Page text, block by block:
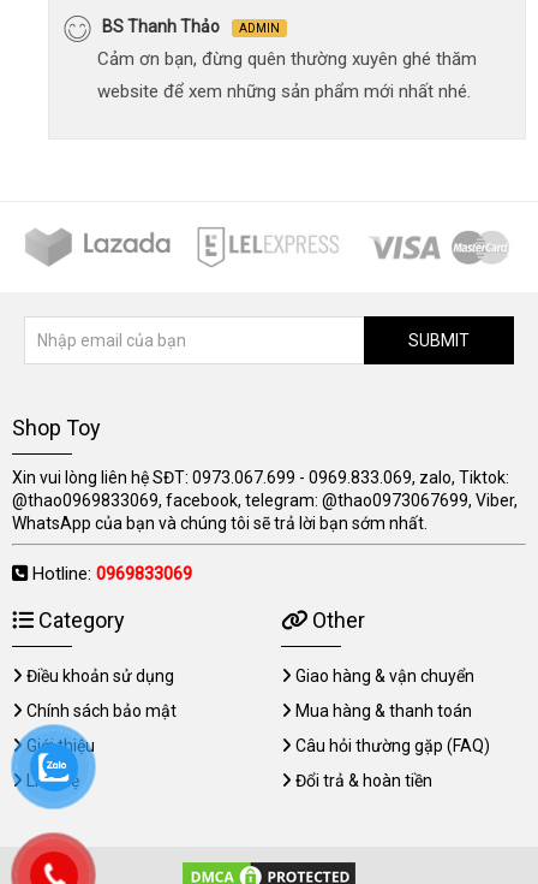
BS Thanh Thảo ADMIN
Cảm ơn bạn, đừng quên thường xuyên ghé thăm
website để xem những sản phẩm mới nhất nhé.
SUBMIT
Shop Toy
Xin vui lòng liên hệ SĐT: 0973.067.699 - 0969.833.069, zalo, Tiktok:
@thao0969833069, facebook, telegram: @thao0973067699, Viber,
WhatsApp của bạn và chúng tôi sẽ trả lời bạn sớm nhất.
Hotline: 0969833069
Category
Điều khoản sử dụng
Chính sách bảo mật
Giới thiệu
Liên hệ
Other
Giao hàng & vận chuyển
Mua hàng & thanh toán
Câu hỏi thường gặp (FAQ)
Đổi trả & hoàn tiền